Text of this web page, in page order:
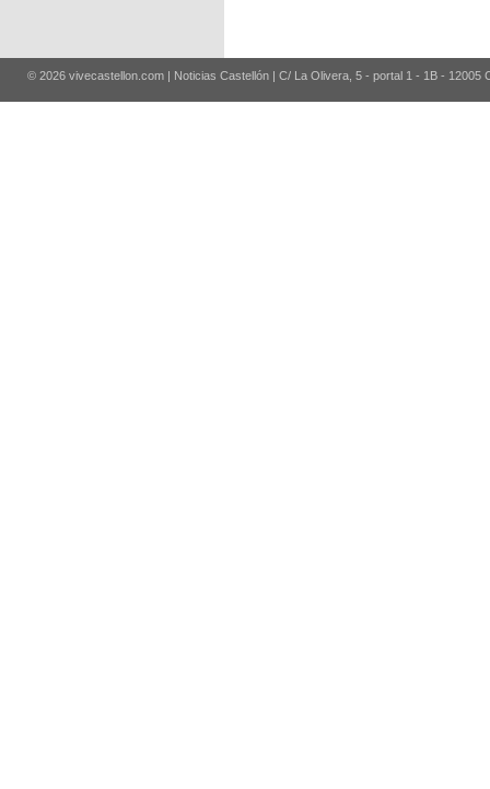
© 2026 vivecastellon.com | Noticias Castellón | C/ La Olivera, 5 - portal 1 - 1B - 12005